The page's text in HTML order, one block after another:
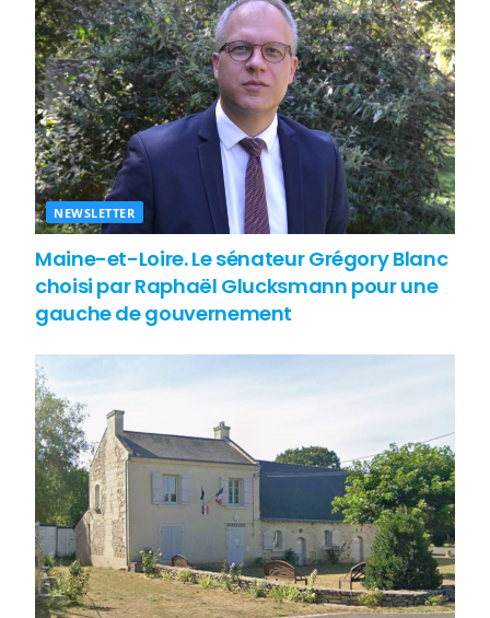
NEWSLETTER
Maine-et-Loire. Le sénateur Grégory Blanc
choisi par Raphaël Glucksmann pour une
gauche de gouvernement